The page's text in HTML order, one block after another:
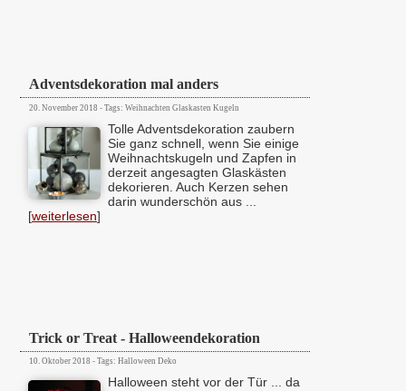
Adventsdekoration mal anders
20. November 2018 - Tags: Weihnachten Glaskasten Kugeln
Tolle Adventsdekoration zaubern
Sie ganz schnell, wenn Sie einige
Weihnachtskugeln und Zapfen in
derzeit angesagten Glaskästen
dekorieren. Auch Kerzen sehen
darin wunderschön aus ...
[weiterlesen]
Trick or Treat - Halloweendekoration
10. Oktober 2018 - Tags: Halloween Deko
Halloween steht vor der Tür ... da